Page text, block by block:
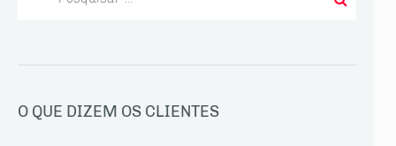
O QUE DIZEM OS CLIENTES